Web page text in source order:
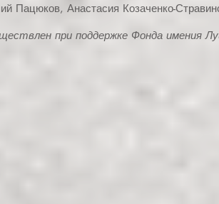
Пацюков, Анастасия Козаченко-
при поддержке Фонда имения